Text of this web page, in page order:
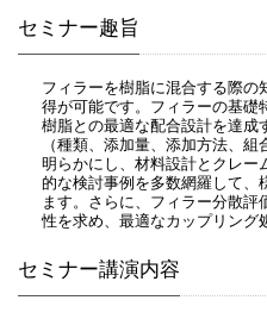
セミナー趣旨
フィラーを樹脂に混合する際の
得が可能です。フィラーの基礎
樹脂との最適な配合設計を達成
（種類、添加量、添加方法、
明らかにし、材料設計とクレー
的な検討事例を多数網羅して、
ます。さらに、フィラー分散評
性を求め、最適なカップリング
セミナー講演内容